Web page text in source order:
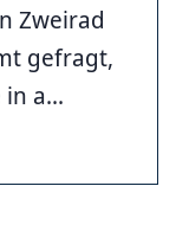
Zweirad
gefragt,
a...